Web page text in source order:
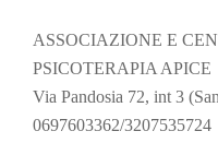
ASSOCIAZIONE E
PSICOTERAPIA APICE
Via Pandosia 72, int 3
0697603362/3207535724